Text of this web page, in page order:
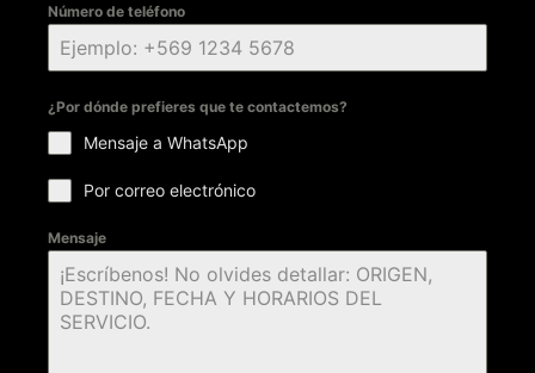
Número de teléfono
¿Por dónde prefieres que te contactemos?
Mensaje a WhatsApp
Por correo electrónico
Mensaje